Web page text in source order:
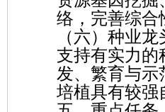
络，完善综合
（六）种业
支持有实力的
发、繁育与示
培植具有较强